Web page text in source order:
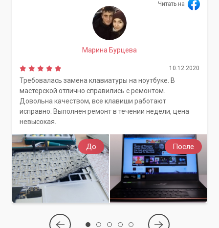
До После
Читать на
Марина Бурцева
10.12.2020
Требовалась замена клавиатуры на ноутбуке. В
мастерской отлично справились с ремонтом.
Довольна качеством, все клавиши работают
исправно. Выполнен ремонт в течении недели, цена
невысокая.